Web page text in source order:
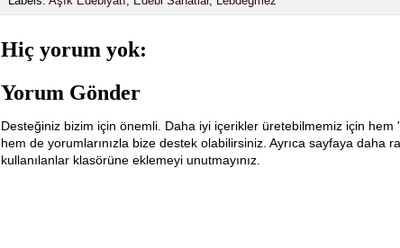
Hiç yorum yok:
Yorum Gönder
Desteğiniz bizim için önemli. Daha iyi içerikler üretebilmemiz için hem
hem de yorumlarınızla bize destek olabilirsiniz. Ayrıca sayfaya daha
kullanılanlar klasörüne eklemeyi unutmayınız.